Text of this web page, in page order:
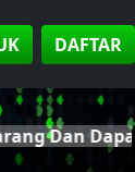
DAFTAR
Dan